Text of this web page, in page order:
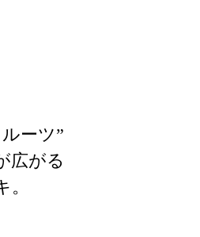
ーツ”
広がる